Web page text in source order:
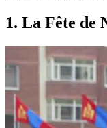
1. La Fête de